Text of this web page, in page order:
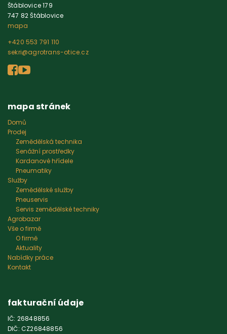
Štáblovice 179
747 82 Štáblovice
mapa
+420 553 791 110
sekri@agrotrans-otice.cz
mapa stránek
Domů
Prodej
Zemědělská technika
Senážní prostředky
Kardanové hřídele
Pneumatiky
Služby
Zemědělské služby
Pneuservis
Servis zemědělské techniky
Agrobazar
Vše o firmě
O firmě
Aktuality
Nabídky práce
Kontakt
fakturační údaje
IČ: 26848856
DIČ: CZ26848856